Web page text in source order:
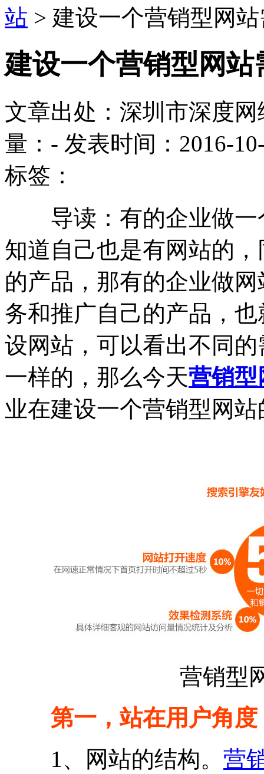
站 > 建设一个营销型网
建设一个营销型网
文章出处：深圳市深度
量： - 发表时间：2016-
标签：
导读：有的企业做一
知道自己也是有网站的
的产品，那有的企业做
务和推广自己的产品，
设网站，可以看出不同
一样的，那么今天营销型
业在建设一个营销型网
营销型
第一，站在用户角
1、网站的结构。 营